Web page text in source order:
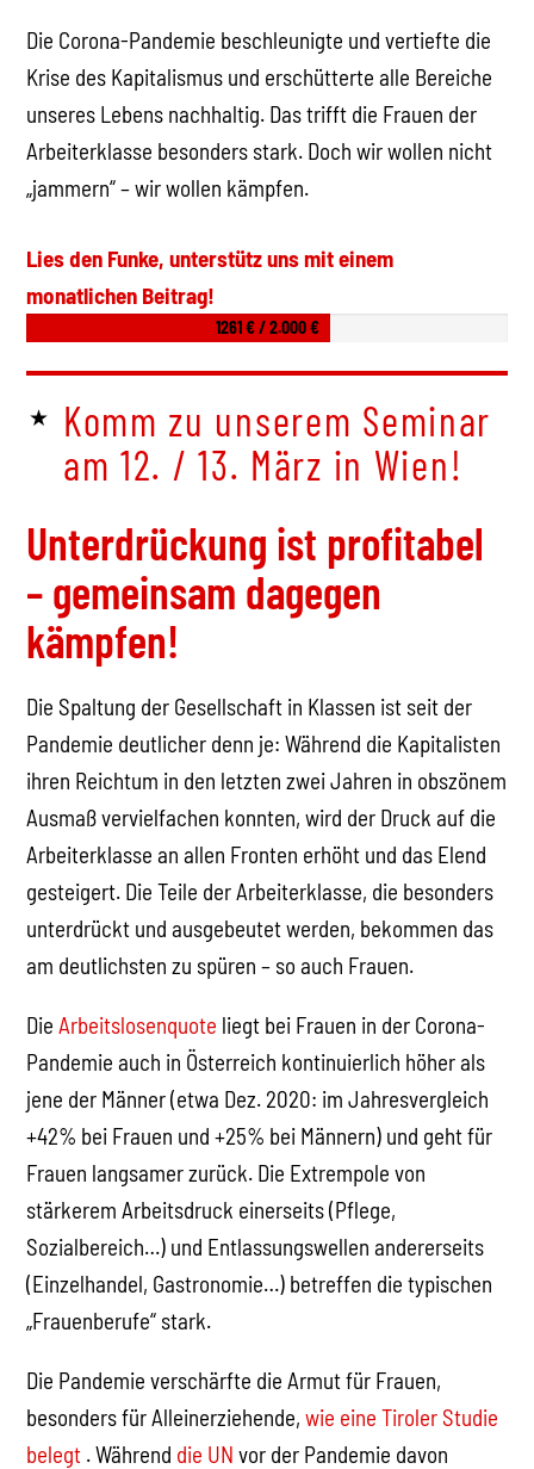
Die Corona-Pandemie beschleunigte und vertiefte die
Krise des Kapitalismus und erschütterte alle Bereiche
unseres Lebens nachhaltig. Das trifft die Frauen der
Arbeiterklasse besonders stark. Doch wir wollen nicht
„jammern“ – wir wollen kämpfen.
Lies den Funke, unterstütz uns mit einem
monatlichen Beitrag!
1261 € / 2.000 €
Komm zu unserem Seminar
am 12. / 13. März in Wien!
Unterdrückung ist profitabel
– gemeinsam dagegen
kämpfen!
Die Spaltung der Gesellschaft in Klassen ist seit der
Pandemie deutlicher denn je: Während die Kapitalisten
ihren Reichtum in den letzten zwei Jahren in obszönem
Ausmaß vervielfachen konnten, wird der Druck auf die
Arbeiterklasse an allen Fronten erhöht und das Elend
gesteigert. Die Teile der Arbeiterklasse, die besonders
unterdrückt und ausgebeutet werden, bekommen das
am deutlichsten zu spüren – so auch Frauen.
DieArbeitslosenquote liegt bei Frauen in der Corona-
Pandemie auch in Österreich kontinuierlich höher als
jene der Männer (etwa Dez. 2020: im Jahresvergleich
+42% bei Frauen und +25% bei Männern) und geht für
Frauen langsamer zurück. Die Extrempole von
stärkerem Arbeitsdruck einerseits (Pflege,
Sozialbereich…) und Entlassungswellen andererseits
(Einzelhandel, Gastronomie…) betreffen die typischen
„Frauenberufe“ stark.
Die Pandemie verschärfte die Armut für Frauen,
besonders für Alleinerziehende,wie eine Tiroler Studie
belegt . Während die UNvor der Pandemie davon